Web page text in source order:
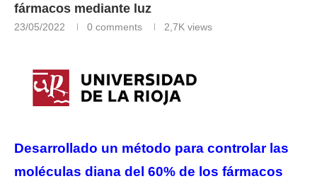
fármacos mediante luz
23/05/2022 0 comments 2,7K views
Desarrollado un método para controlar las
moléculas diana del 60% de los fármacos